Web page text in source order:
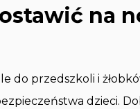
na
do przedszkoli i
dzieci.